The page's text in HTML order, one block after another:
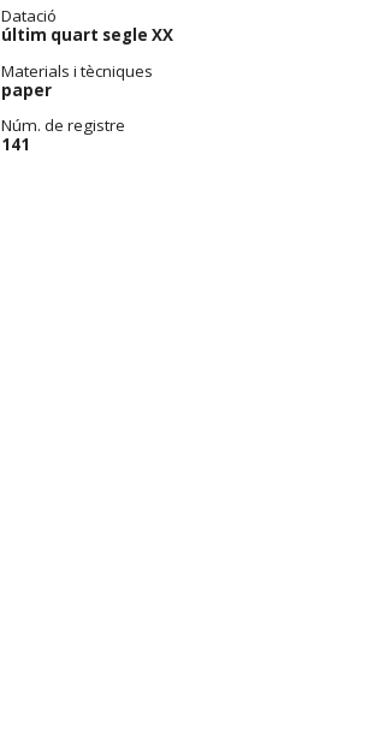
Datació
últim quart segle XX
Materials i tècniques
paper
Núm. de registre
141